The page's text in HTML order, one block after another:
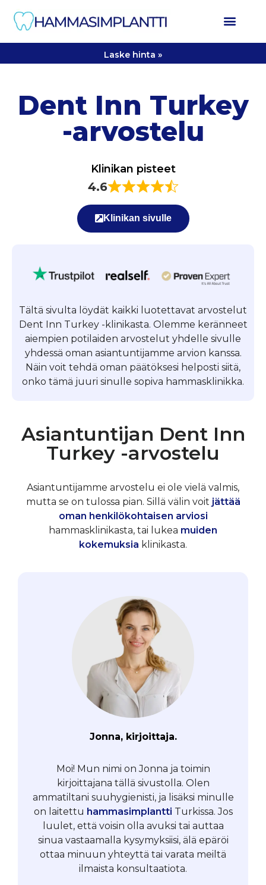
Laske hinta »
Dent Inn Turkey
-arvostelu
Klinikan pisteet
4.6
Klinikan sivulle
Tältä sivulta löydät kaikki luotettavat arvostelut
Dent Inn Turkey -klinikasta. Olemme keränneet
aiempien potilaiden arvostelut yhdelle sivulle
yhdessä oman asiantuntijamme arvion kanssa.
Näin voit tehdä oman päätöksesi helposti siitä,
onko tämä juuri sinulle sopiva hammasklinikka.
Asiantuntijan Dent Inn
Turkey -arvostelu
Asiantuntijamme arvostelu ei ole vielä valmis,
mutta se on tulossa pian. Sillä välin voit jättää
oman henkilökohtaisen arviosi
hammasklinikasta, tai lukea muiden
kokemuksia klinikasta.
Jonna, kirjoittaja.
Moi! Mun nimi on Jonna ja toimin
kirjoittajana tällä sivustolla. Olen
ammatiltani suuhygienisti, ja lisäksi minulle
on laitettu hammasimplantti Turkissa. Jos
luulet, että voisin olla avuksi tai auttaa
sinua vastaamalla kysymyksiisi, älä epäröi
ottaa minuun yhteyttä tai varata meiltä
ilmaista konsultaatiota.